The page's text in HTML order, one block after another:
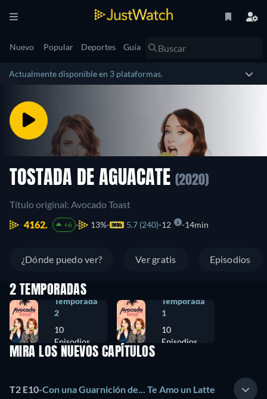
Nuevo Popular Deportes Guía
Actualmente disponible en 3 plataformas.
TOSTADA DE AGUACATE (2020)
Título original: Avocado Toast
4162.
+6 13% 5.7 (240) 12 14min
¿Dónde puedo ver? Ver gratis Episodios
2 TEMPORADAS
Temporada
2
10
Episodios
Temporada
1
10
Episodios
MIRA LOS NUEVOS CAPÍTULOS
T2 E10-Con una Guarnición de... Te Amo un Latte